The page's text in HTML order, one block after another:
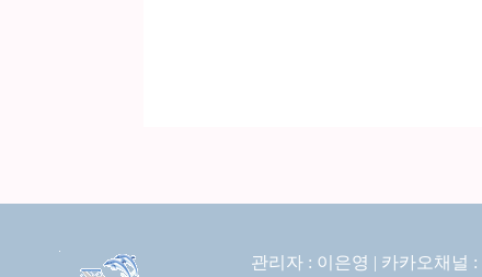
관리자 : 이은영 | 카카오채널 :